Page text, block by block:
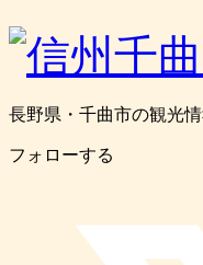
長野県・千曲市の観光
フォローする